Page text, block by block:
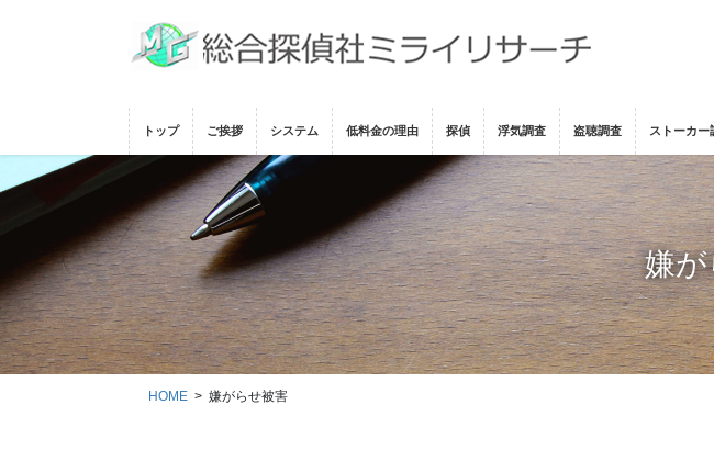
動
に
トップ ご挨拶 システム 低料金の理由 探偵 浮気調査 盗聴調査 ストーカー
嫌
HOME 嫌がらせ被害